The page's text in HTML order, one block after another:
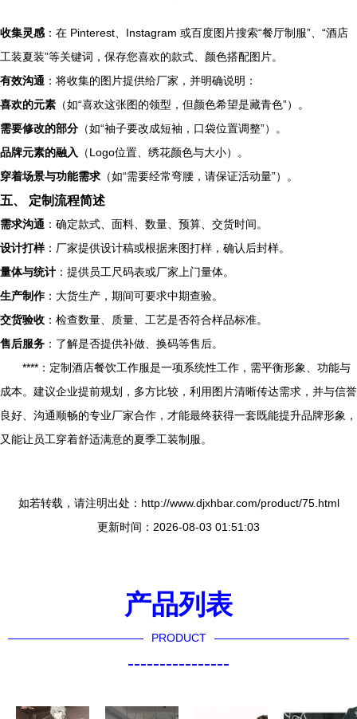
收集灵感 ：在 Pinterest、Instagram 或百度图片搜索“餐厅制服”、“酒店
工装夏装”等关键词，保存您喜欢的款式、颜色搭配图片。
有效沟通 ：将收集的图片提供给厂家，并明确说明：
喜欢的元素 （如“喜欢这张图的领型，但颜色希望是藏青色”）。
需要修改的部分 （如“袖子要改成短袖，口袋位置调整”）。
品牌元素的融入
（Logo位置、绣花颜色与大小）。
穿着场景与功能需求 （如“需要经常弯腰，请保证活动量”）。
五、 定制流程简述
需求沟通 ：确定款式、面料、数量、预算、交货时间。
设计打样：厂家提供设计稿或根据来图打样，确认后封样。
量体与统计 ：提供员工尺码表或厂家上门量体。
生产制作：大货生产，期间可要求中期查验。
交货验收 ：检查数量、质量、工艺是否符合样品标准。
售后服务 ：了解是否提供补做、换码等售后。
****：定制酒店餐饮工作服是一项系统性工作，需平衡形象、功能与
成本。建议企业提前规划，多方比较，利用图片清晰传达需求，并与信誉
良好、沟通顺畅的专业厂家合作，才能最终获得一套既能提升品牌形象，
又能让员工穿着舒适满意的夏季工装制服。
如若转载，请注明出处：http://www.djxhbar.com/product/75.html
更新时间：2026-08-03 01:51:03
产品列表
PRODUCT
----------------